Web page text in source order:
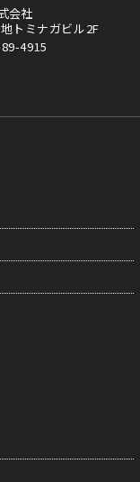
会社
トミナガビル2F
4915